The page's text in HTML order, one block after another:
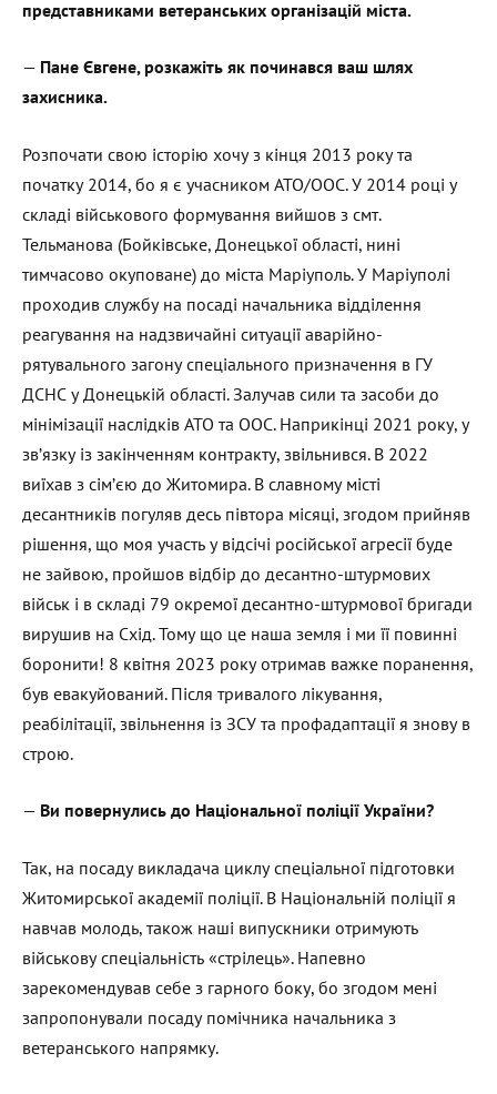
представниками ветеранських організацій міста.
— Пане Євгене, розкажіть як починався ваш шлях
захисника.
Розпочати свою історію хочу з кінця 2013 року та
початку 2014, бо я є учасником АТО/ООС. У 2014 році у
складі військового формування вийшов з смт.
Тельманова (Бойківське, Донецької області, нині
тимчасово окуповане) до міста Маріуполь. У Маріуполі
проходив службу на посаді начальника відділення
реагування на надзвичайні ситуації аварійно-
рятувального загону спеціального призначення в ГУ
ДСНС у Донецькій області. Залучав сили та засоби до
мінімізації наслідків АТО та ООС. Наприкінці 2021 року, у
зв’язку із закінченням контракту, звільнився. В 2022
виїхав з сім’єю до Житомира. В славному місті
десантників погуляв десь півтора місяці, згодом прийняв
рішення, що моя участь у відсічі російської агресії буде
не зайвою, пройшов відбір до десантно-штурмових
військ і в складі 79 окремої десантно-штурмової бригади
вирушив на Схід. Тому що це наша земля і ми її повинні
боронити! 8 квітня 2023 року отримав важке поранення,
був евакуйований. Після тривалого лікування,
реабілітації, звільнення із ЗСУ та профадаптації я знову в
строю.
— Ви повернулись до Національної поліції України?
Так, на посаду викладача циклу спеціальної підготовки
Житомирської академії поліції. В Національній поліції я
навчав молодь, також наші випускники отримують
військову спеціальність «стрілець». Напевно
зарекомендував себе з гарного боку, бо згодом мені
запропонували посаду помічника начальника з
ветеранського напрямку.